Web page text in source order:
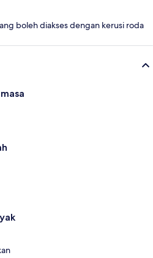
boleh diakses dengan kerusi roda